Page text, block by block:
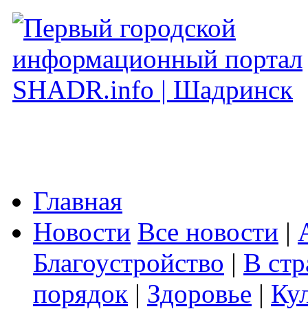
Главная
Новости Все новости |
Благоустройство | В
порядок | Здоровье |